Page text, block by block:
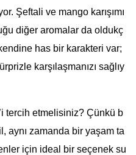
Şeftali ve mango karışımı
diğer aromalar da oldukç
has bir karakteri var;
karşılaşmanızı sağlıy
tercih etmelisiniz? Çünkü b
aynı zamanda bir yaşam ta
için ideal bir seçenek su